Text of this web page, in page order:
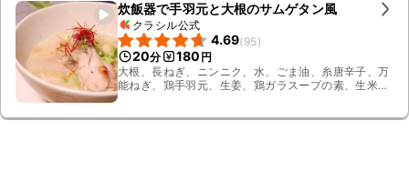
炊飯器で手羽元と大根のサムゲタン風
クラシル公式
4.69(95)
20分 180 円
大根、長ねぎ、ニンニク、水、ごま油、糸唐辛子、万
能ねぎ、鶏手羽元、生姜、鶏ガラスープの素、生米、